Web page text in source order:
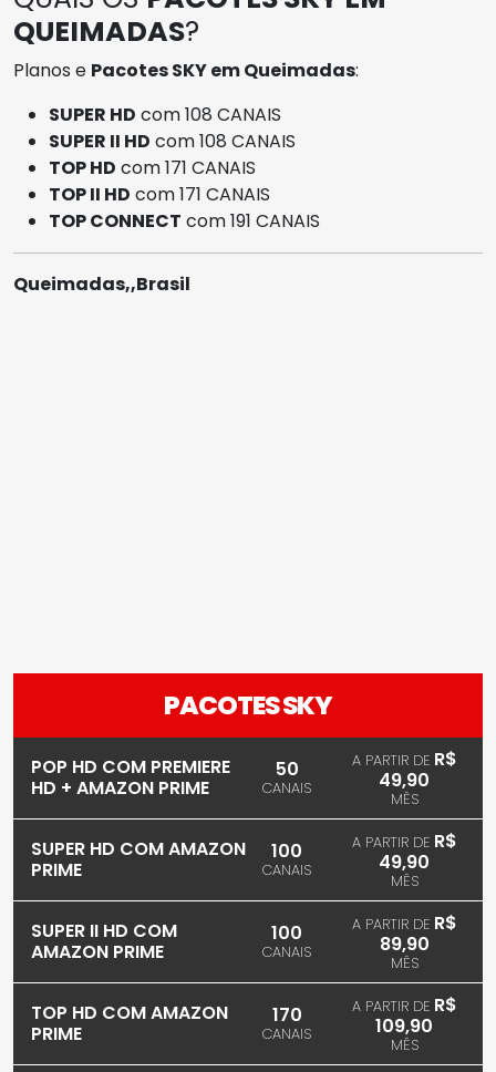
QUEIMADAS?
Planos e Pacotes SKY em Queimadas:
SUPER HD com 108 CANAIS
SUPER II HD com 108 CANAIS
TOP HD com 171 CANAIS
TOP II HD com 171 CANAIS
TOP CONNECT com 191 CANAIS
Queimadas,,Brasil
PACOTES SKY
POP HD COM PREMIERE
HD + AMAZON PRIME
50
CANAIS
A PARTIR DE R$
49,90
MÊS
SUPER HD COM AMAZON
PRIME
100
CANAIS
A PARTIR DE R$
49,90
MÊS
SUPER II HD COM
AMAZON PRIME
100
CANAIS
A PARTIR DE R$
89,90
MÊS
TOP HD COM AMAZON
PRIME
170
CANAIS
A PARTIR DE R$
109,90
MÊS